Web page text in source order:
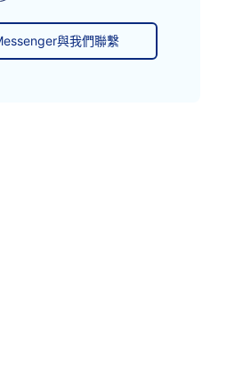
與我們聯繫